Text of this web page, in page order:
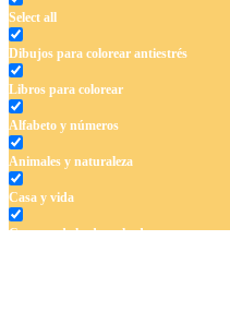
Select all
Dibujos para colorear antiestrés
Libros para colorear
Alfabeto y números
Animales y naturaleza
Casa y vida
Cuentos de hadas y hadas